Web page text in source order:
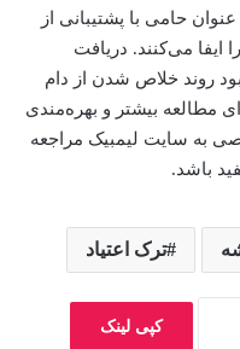
عنوان حامی با پشتیبانی از
ایفا می‌کنند. دریافت
روند خلاص شدن از دام
مطالعه بیشتر و بهره‌مندی
به سایت لیمبیک مراجعه
باشد.
ترک اعتیاد
کپی لینک